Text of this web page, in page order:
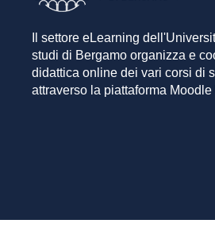
Il settore eLearning
studi di Bergamo organizza e
didattica online dei vari corsi di
attraverso la piattaforma Moodle